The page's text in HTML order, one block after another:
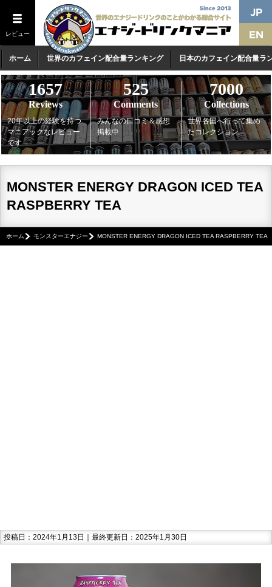
レビュー
ホーム 世界のカフェイン配合量ランキング 日本のカフェイン配合量ラ
1657
Reviews
20年以上の経験を持つ
マニアックなレビュー
です
525
Comments
みんなの口コミ＆感想
掲載中
7000
Collections
世界各国へ行って集め
たコレクション
MONSTER ENERGY DRAGON ICED TEA
RASPBERRY TEA
ホーム モンスターエナジー MONSTER ENERGY DRAGON ICED TEA RASPBERRY TEA
投稿日：2024年1月13日｜最終更新日：2025年1月30日